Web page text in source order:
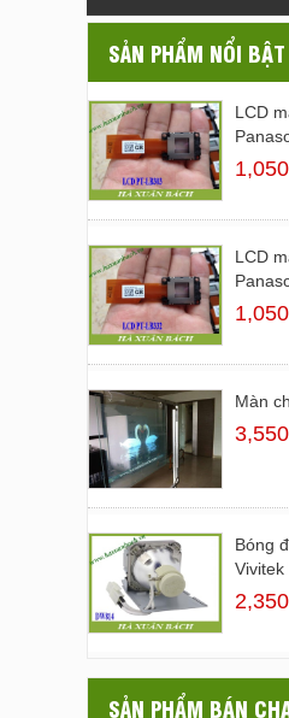
SẢN PHẨM NỔI BẬT
LCD
LCD
Màn
Bóng
Vivitek
SẢN PHẨM BÁN